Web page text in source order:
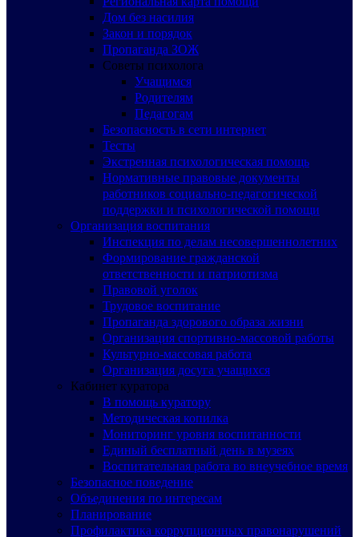
Дом без насилия
Закон и порядок
Пропаганда ЗОЖ
Советы психолога
Учащимся
Родителям
Педагогам
Безопасность в сети интернет
Тесты
Экстренная психологическая помощь
Нормативные правовые документы
работников социально-педагогической
поддержки и психологической помощи
Организация воспитания
Инспекция по делам несовершеннолетних
Формирование гражданской
ответственности и патриотизма
Правовой уголок
Трудовое воспитание
Пропаганда здорового образа жизни
Организация спортивно-массовой работы
Культурно-массовая работа
Организация досуга учащихся
Кабинет куратора
В помощь куратору
Методическая копилка
Мониторинг уровня воспитанности
Единый бесплатный день в музеях
Воспитательная работа во внеучебное время
Безопасное поведение
Объединения по интересам
Планирование
Профилактика коррупционных правонарушений